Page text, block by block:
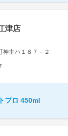
津店
神主ハ１８７－２
プロ 450ml